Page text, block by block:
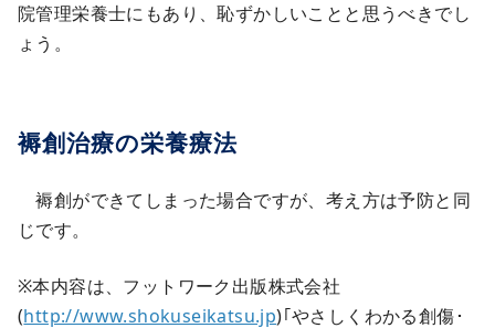
院管理栄養士にもあり、恥ずかしいことと思うべきでし
ょう。
褥創治療の栄養療法
褥創ができてしまった場合ですが、考え方は予防と同
じです。
※本内容は、フットワーク出版株式会社
(http://www.shokuseikatsu.jp)｢やさしくわかる創傷･